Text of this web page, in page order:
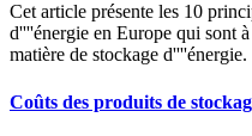
Cet article présente les 10
d''''énergie en Europe qui sont
matière de stockage d''''énergie.
Coûts des produits de